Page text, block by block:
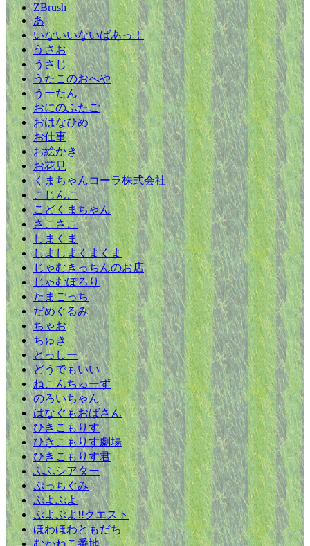
ZBrush
あ
いないいないばあっ！
うさお
うさじ
うたこのおへや
うーたん
おにのふたご
おはなひめ
お仕事
お絵かき
お花見
くまちゃんコーラ株式会社
こじんこ
こどくまちゃん
さこさこ
しまくま
しましまくまくま
じゃむきっちんのお店
じゃむぽろり
たまごっち
だめぐるみ
ちゃお
ちゅき
とっしー
どうでもいい
ねこんちゅーず
のろいちゃん
はなぐもおばさん
ひきこもりす
ひきこもりす劇場
ひきこもりす君
ふふシアター
ぷっちぐみ
ぷよぷよ
ぷよぷよ!!クエスト
ほわほわともだち
むかねこ番地